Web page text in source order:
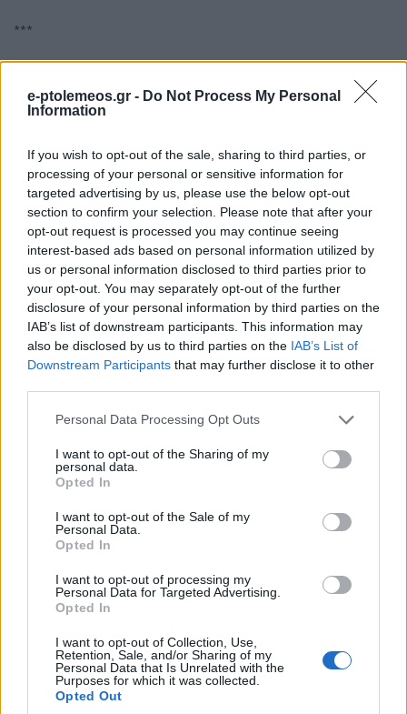
e-ptolemeos.gr - Do Not Process My Personal
Information
If you wish to opt-out of the sale, sharing to third parties, or
processing of your personal or sensitive information for
targeted advertising by us, please use the below opt-out
section to confirm your selection. Please note that after your
opt-out request is processed you may continue seeing
interest-based ads based on personal information utilized by
us or personal information disclosed to third parties prior to
your opt-out. You may separately opt-out of the further
disclosure of your personal information by third parties on the
IAB’s list of downstream participants. This information may
also be disclosed by us to third parties on the IAB’s List of
Downstream Participants that may further disclose it to other
Please note that this website/app uses one or more Google
not limited to your visit or usage behaviour. You may click to
grant or deny consent to Google and its third-party tags to
use your data for below specified purposes in below Google
consent section.
Personal Data Processing Opt Outs
I want to opt-out of the Sharing of my
personal data.
Opted In
I want to opt-out of the Sale of my
Personal Data.
Opted In
I want to opt-out of processing my
Personal Data for Targeted Advertising.
Opted In
I want to opt-out of Collection, Use,
Retention, Sale, and/or Sharing of my
Personal Data that Is Unrelated with the
Purposes for which it was collected.
Opted Out
***
κρίσιμος όγκος απολογισμού του έργου που θα
ένα καλαίσθητο και εύχρηστο βιβλίο.
Εφόσον και άμα παρθεί μια τέτοια απόφαση,
κάτι που εμείς θα χαρούμε και θα εκτιμήσουμε
πολύ, τότε θα πρέπει να δοθεί συνέντευξη
τύπου για να ενημερωθούν οι δημότες σχετικά
και να γνωρίζουν ότι πριν φύγουν για τις
διακοπές τους θα μπορούν να περάσουν απ’ το
Δημαρχείο για να το παραλάβουν.
***
σημαντικά οφέλη τόσο για τους δημότες όσο
και για το Δήμο Κοζάνης.
Οι δημότες θα εξοικονομήσουν τα χρήματα που
μυθιστόρημα το οποίο θα διάβαζαν στην
παραλία (σ. σ. για το αν θ’ αγόραζαν οι
περισσότεροι κάποιο βιβλίο, επιτρέψτε μας να
έχουμε τις αμφιβολίες μας. Εξάλλου, όπως έχει
αποδειχθεί τα τελευταία χρόνια όποιος κρατάει